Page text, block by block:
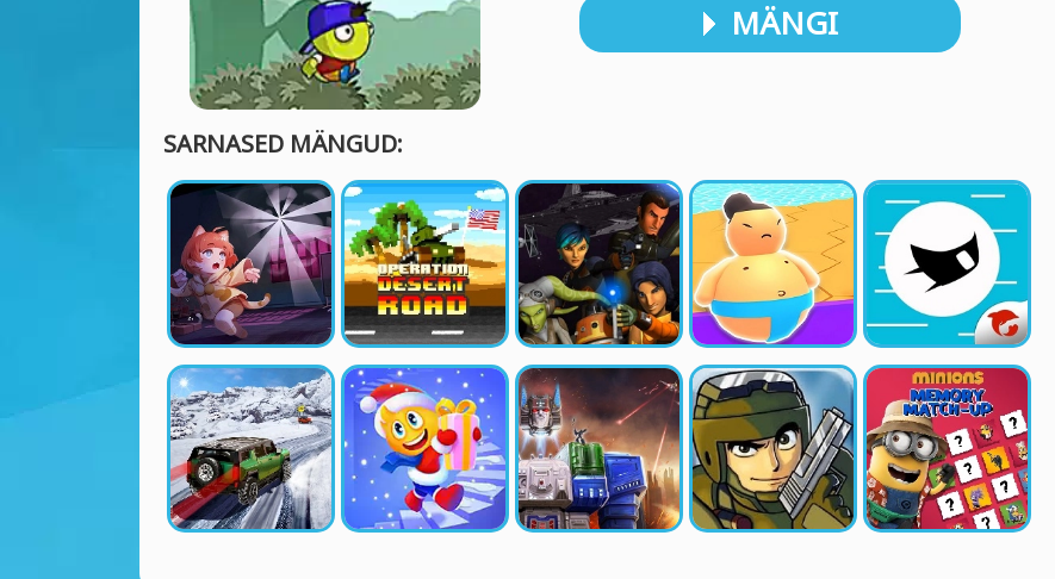
MÄNGI
SARNASED MÄNGUD: